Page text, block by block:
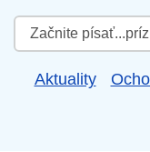
Hľadať:
Aktuality